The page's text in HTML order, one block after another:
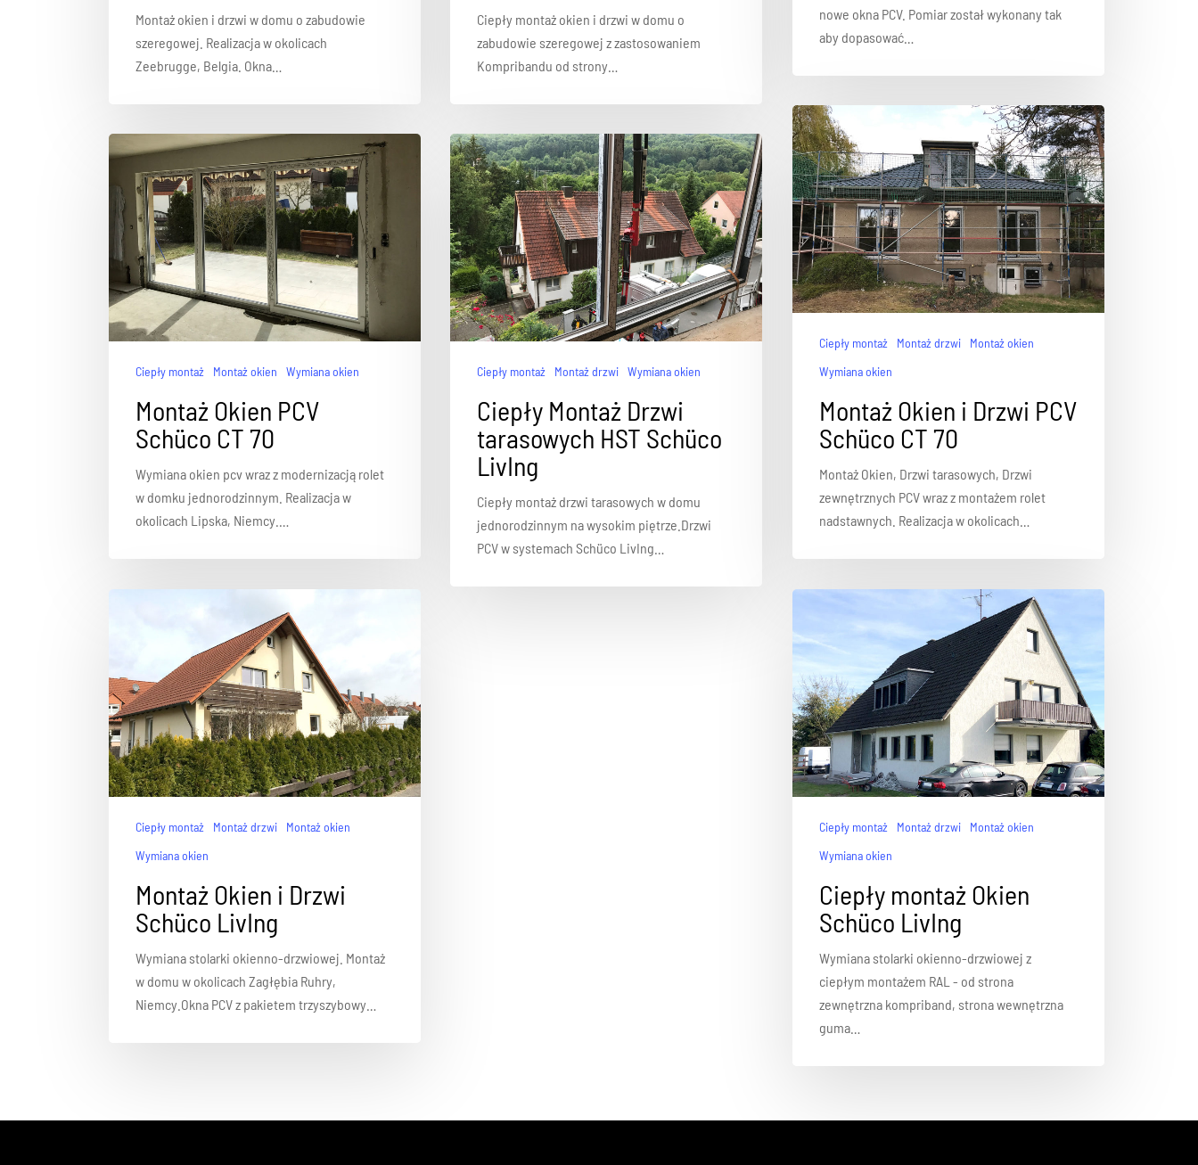
Montaż okien i drzwi w domu o zabudowie
szeregowej. Realizacja w okolicach
Zeebrugge, Belgia. Okna…
Ciepły montaż okien i drzwi w domu o
zabudowie szeregowej z zastosowaniem
Kompribandu od strony…
nowe okna PCV. Pomiar został wykonany tak
aby dopasować…
Ciepły montaż Montaż drzwi
Montaż okien
Wymiana okien
Montaż Okien i Drzwi PCV
Schüco CT 70
Montaż Okien, Drzwi tarasowych, Drzwi
zewnętrznych PCV wraz z montażem rolet
nadstawnych. Realizacja w okolicach…
Ciepły montaż Montaż okien Wymiana okien
Montaż Okien PCV
Schüco CT 70
Wymiana okien pcv wraz z modernizacją rolet
w domku jednorodzinnym. Realizacja w
okolicach Lipska, Niemcy.…
Ciepły montaż Montaż drzwi Wymiana okien
Ciepły Montaż Drzwi
tarasowych HST Schüco
LivIng
Ciepły montaż drzwi tarasowych w domu
jednorodzinnym na wysokim piętrze.Drzwi
PCV w systemach Schüco LivIng…
Ciepły montaż Montaż drzwi
Montaż okien
Wymiana okien
Montaż Okien i Drzwi
Schüco LivIng
Wymiana stolarki okienno-drzwiowej. Montaż
w domu w okolicach Zagłębia Ruhry,
Niemcy.Okna PCV z pakietem trzyszybowy…
Ciepły montaż Montaż drzwi
Montaż okien
Wymiana okien
Ciepły montaż Okien
Schüco LivIng
Wymiana stolarki okienno-drzwiowej z
ciepłym montażem RAL - od strona
zewnętrzna kompriband, strona wewnętrzna
guma…